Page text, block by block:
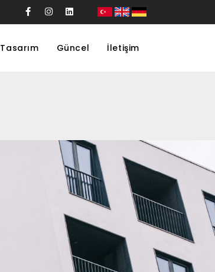
Tasarım Güncel İletişim